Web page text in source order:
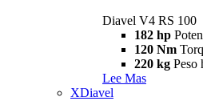
Diavel V4 RS 100
182 hp
120 Nm
220 kg Peso
Lee Mas
XDiavel